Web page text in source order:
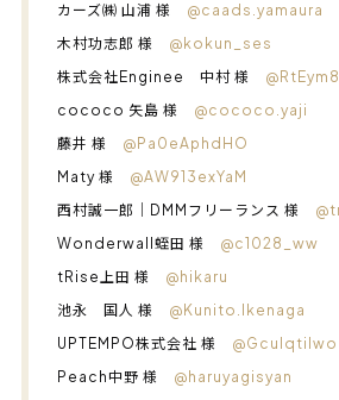
カーズ㈱ 山浦 様 @caads.yamaura
木村功志郎 様 @kokun_ses
株式会社Enginee 中村 様
cococo 矢島 様 @cococo.yaji
藤井 様 @Pa0eAphdHO
Maty 様 @AW913exYaM
西村誠一郎｜DMMフリーランス 様
Wonderwall蛭田 様 @c1028_ww
tRise上田 様 @hikaru
池永 国人 様 @Kunito.Ikenaga
UPTEMPO株式会社 様 @GcuIqtilwo
Peach中野 様 @haruyagisyan